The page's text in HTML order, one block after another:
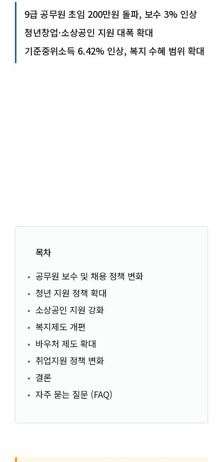
9급 공무원 초임 200만원 돌파, 보수 3% 인상
청년창업·소상공인 지원 대폭 확대
기준중위소득 6.42% 인상, 복지 수혜 범위 확대
목차
공무원 보수 및 채용 정책 변화
청년 지원 정책 확대
소상공인 지원 강화
복지제도 개편
바우처 제도 확대
취업지원 정책 변화
결론
자주 묻는 질문 (FAQ)